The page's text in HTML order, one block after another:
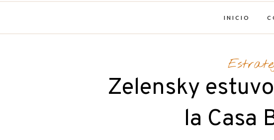
INICIO
Zelensky
la Casa